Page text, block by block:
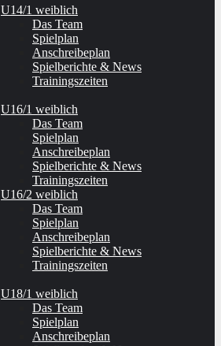
U14/1 weiblich
Das Team
Spielplan
Anschreibeplan
Spielberichte & News
Trainingszeiten
U16/1 weiblich
Das Team
Spielplan
Anschreibeplan
Spielberichte & News
Trainingszeiten
U16/2 weiblich
Das Team
Spielplan
Anschreibeplan
Spielberichte & News
Trainingszeiten
U18/1 weiblich
Das Team
Spielplan
Anschreibeplan